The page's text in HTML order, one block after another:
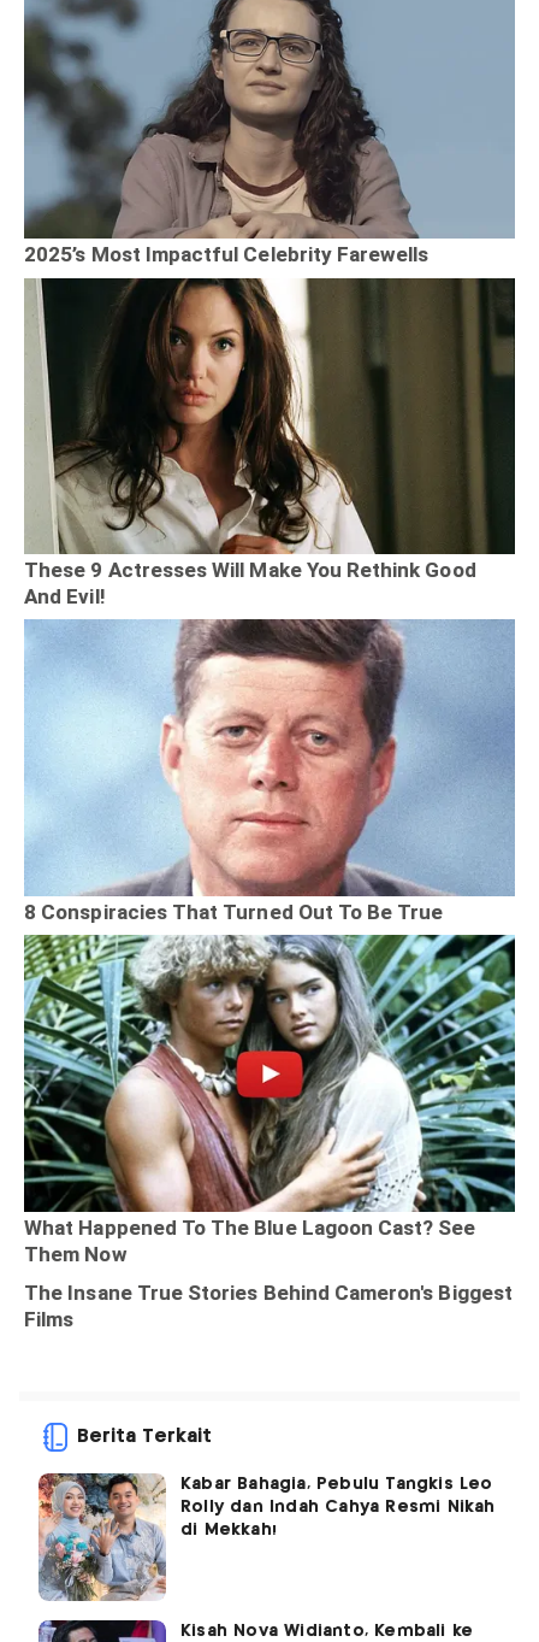
Berita Terkait
Kabar Bahagia, Pebulu Tangkis Leo
Rolly dan Indah Cahya Resmi Nikah
di Mekkah!
Kisah Nova Widianto, Kembali ke